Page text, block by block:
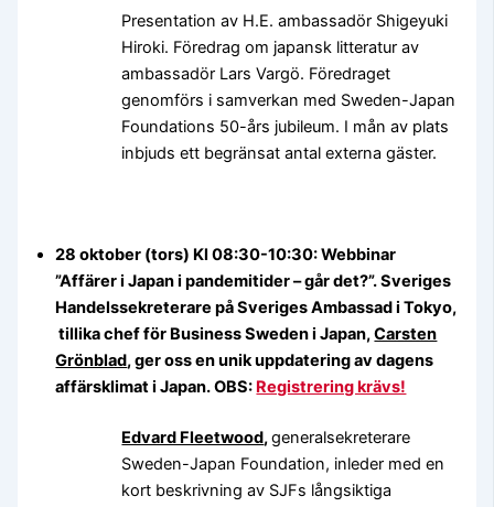
Presentation av H.E. ambassadör Shigeyuki
Hiroki. Föredrag om japansk litteratur av
ambassadör Lars Vargö. Föredraget
genomförs i samverkan med Sweden-Japan
Foundations 50-års jubileum. I mån av plats
inbjuds ett begränsat antal externa gäster.
28 oktober (tors) Kl 08:30-10:30: Webbinar
”Affärer i Japan i pandemitider – går det?”. Sveriges
Handelssekreterare på Sveriges Ambassad i Tokyo,
tillika chef för Business Sweden i Japan,Carsten
Grönblad, ger oss en unik uppdatering av dagens
affärsklimat i Japan. OBS: Registrering krävs!
Edvard Fleetwood,generalsekreterare
Sweden-Japan Foundation, inleder med en
kort beskrivning av SJFs långsiktiga